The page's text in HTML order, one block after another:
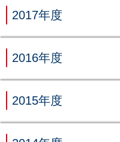
2017年度
2016年度
2015年度